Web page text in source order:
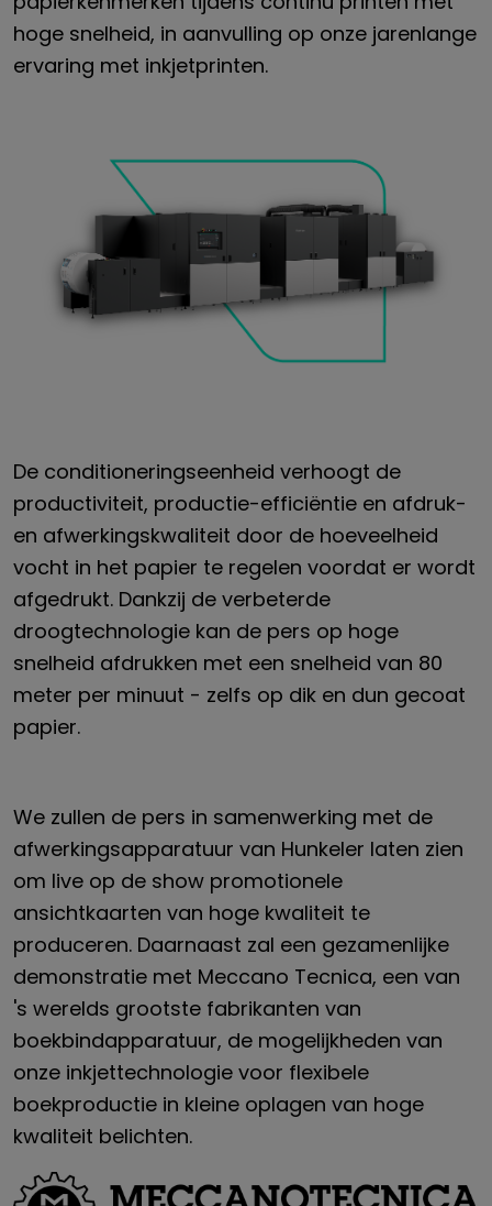
hoge snelheid, in aanvulling op onze jarenlange
ervaring met inkjetprinten.
De conditioneringseenheid verhoogt de
productiviteit, productie-efficiëntie en afdruk-
en afwerkingskwaliteit door de hoeveelheid
vocht in het papier te regelen voordat er wordt
afgedrukt. Dankzij de verbeterde
droogtechnologie kan de pers op hoge
snelheid afdrukken met een snelheid van 80
meter per minuut - zelfs op dik en dun gecoat
papier.
We zullen de pers in samenwerking met de
afwerkingsapparatuur van Hunkeler laten zien
om live op de show promotionele
ansichtkaarten van hoge kwaliteit te
produceren. Daarnaast zal een gezamenlijke
demonstratie met Meccano Tecnica, een van
's werelds grootste fabrikanten van
boekbindapparatuur, de mogelijkheden van
onze inkjettechnologie voor flexibele
boekproductie in kleine oplagen van hoge
kwaliteit belichten.